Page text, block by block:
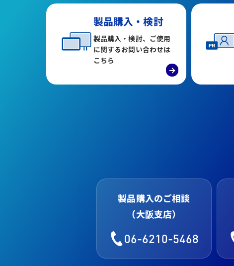
製品購入・検討
製品購入・検討、ご使用
に関するお問い合わせは
こちら
→
製品購入のご相談
（大阪支店）
06-6210-5468